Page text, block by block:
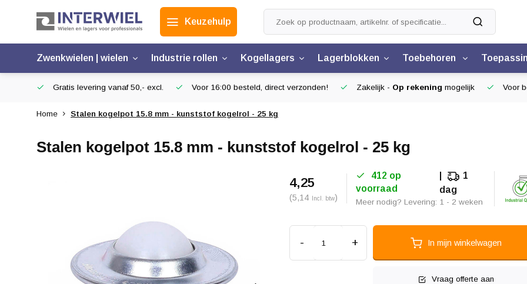
Keuzehulp
Zwenkwielen | wielen Industrie rollen Kogellagers Lagerblokken Toebehoren
Gratis levering vanaf 50,- excl. Voor 16:00 besteld, direct verzonden! Zakelijk - Op rekening mogelijk Voor
Home Stalen kogelpot 15.8 mm - kunststof kogelrol - 25 kg
Stalen kogelpot 15.8 mm - kunststof kogelrol - 25 kg
4,25
(5,14 Incl. btw)
412 op
voorraad
1
dag
Meer nodig? Levering: 1 - 2 weken
- + In mijn winkelwagen
Vraag offerte aan